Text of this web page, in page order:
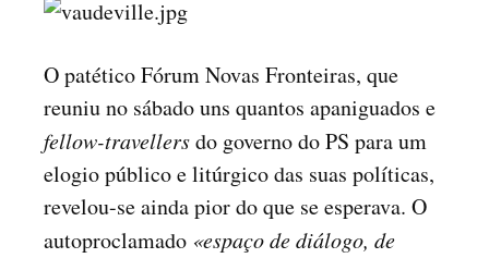
O patético Fórum Novas Fronteiras, que
reuniu no sábado uns quantos apaniguados e
fellow-travellersdo governo do PS para um
elogio público e litúrgico das suas políticas,
revelou-se ainda pior do que se esperava. O
autoproclamado «espaço de diálogo, de